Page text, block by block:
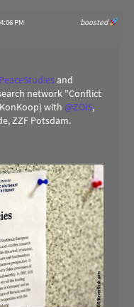
boosted
PM
PeaceStudiesand
network "Conflict
with @ZOiS,
ZZF Potsdam.